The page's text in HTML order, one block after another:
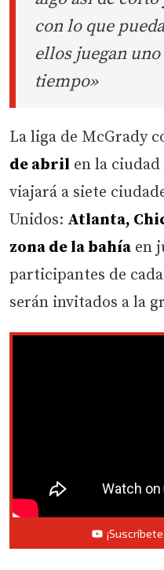
con lo que
ellos juegan
tiempo»
La liga de McGrady
de abril en la ciudad
viajará a siete
Unidos: Atlanta,
zona de la bahía en
participantes de
serán invitados a la